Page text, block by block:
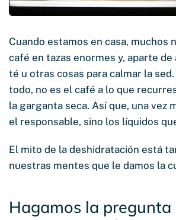
Cuando estamos en casa, muchos
café en tazas enormes y, aparte de
té u otras cosas para calmar la
todo, no es el café a lo que
la garganta seca. Así que, una vez
el responsable, sino los líquidos
El mito de la deshidratación está
nuestras mentes que le damos la
Hagamos la pregunta